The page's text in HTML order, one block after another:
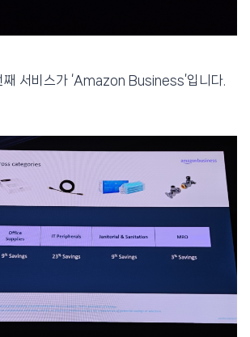
째 서비스가 ‘Amazon Business’입니다.